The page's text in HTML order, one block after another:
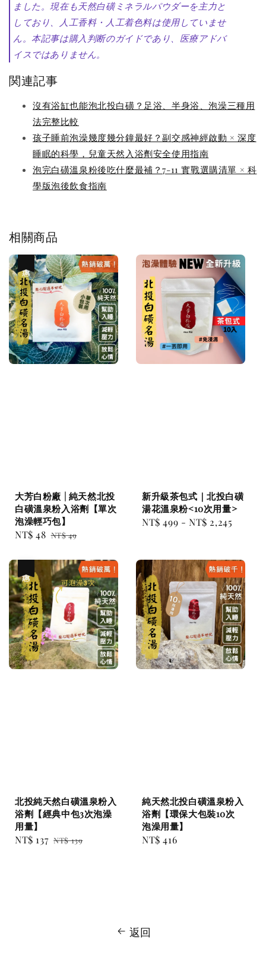
ました。現在も天然白磺ミネラルパウダーを主力と
しており、人工香料・人工着色料は使用していませ
ん。本記事は購入判断のガイドであり、医療アドバ
イスではありません。
関連記事
沒有浴缸也能泡北投白磺？足浴、半身浴、泡澡三種用
法完整比較
孩子睡前泡澡幾度幾分鐘最好？副交感神經啟動 × 深度
睡眠的科學，兒童天然入浴劑安全使用指南
泡完白磺溫泉粉後吃什麼最補？7-11 實戰選購清單 × 科
學版泡後飲食指南
相關商品
大芳白粉廠 | 純天然北投
白磺溫泉粉入浴劑【單次
泡澡輕巧包】
Sale
NT$ 48 Regular
NT$ 49
新升級茶包式｜北投白磺
湯花溫泉粉<10次用量>
Regular
NT$ 499 -NT$ 2,245
北投純天然白磺溫泉粉入
浴劑【經典中包3次泡澡
用量】
Sale
NT$ 137 Regular
NT$ 139
純天然北投白磺溫泉粉入
浴劑【環保大包裝10次
泡澡用量】
Regular
NT$ 416
返回